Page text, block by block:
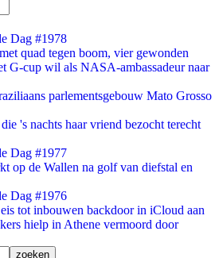
Dag #1978
quad tegen boom, vier gewonden
G-cup wil als NASA-ambassadeur naar
parlementsgebouw Mato Grosso
's nachts haar vriend bezocht terecht
Dag #1977
op de Wallen na golf van diefstal en
Dag #1976
tot inbouwen backdoor in iCloud aan
hielp in Athene vermoord door